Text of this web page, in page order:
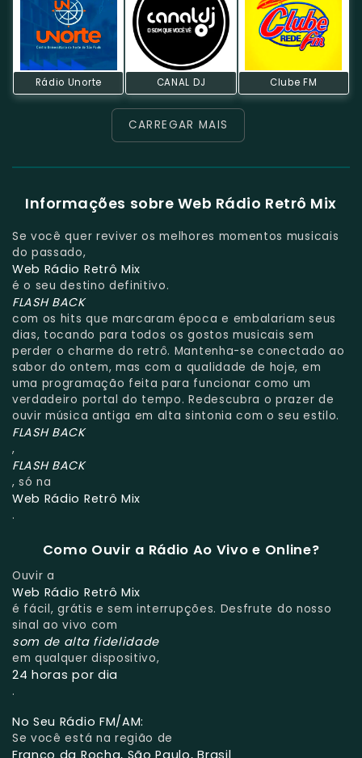
Rádio Unorte CANAL DJ Clube FM
CARREGAR MAIS
Informações sobre Web Rádio Retrô Mix
Se você quer reviver os melhores momentos musicais
do passado,
Web Rádio Retrô Mix
é o seu destino definitivo.
FLASH BACK
com os hits que marcaram época e embalariam seus
dias, tocando para todos os gostos musicais sem
perder o charme do retrô. Mantenha-se conectado ao
sabor do ontem, mas com a qualidade de hoje, em
uma programação feita para funcionar como um
verdadeiro portal do tempo. Redescubra o prazer de
ouvir música antiga em alta sintonia com o seu estilo.
FLASH BACK
,
FLASH BACK
, só na
Web Rádio Retrô Mix
.
Como Ouvir a Rádio Ao Vivo e Online?
Ouvir a
Web Rádio Retrô Mix
é fácil, grátis e sem interrupções. Desfrute do nosso
sinal ao vivo com
som de alta fidelidade
em qualquer dispositivo,
24 horas por dia
.
No Seu Rádio FM/AM:
Se você está na região de